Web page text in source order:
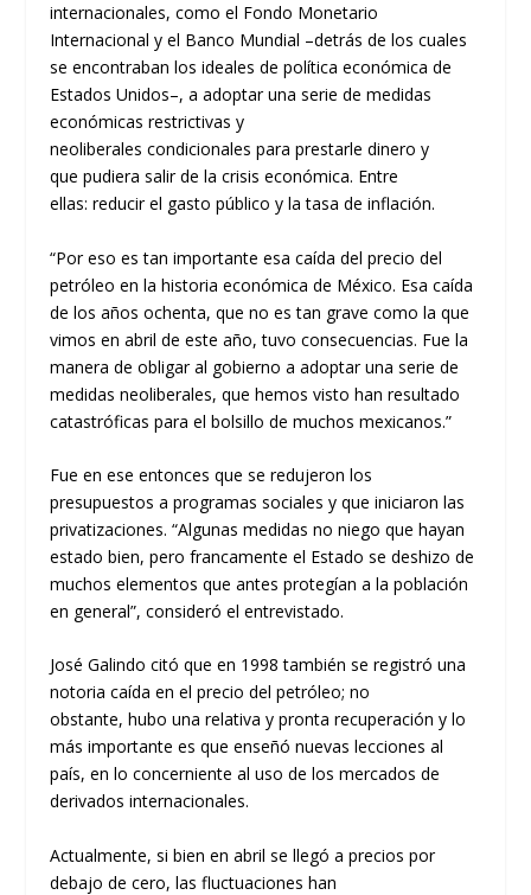
internacionales,como el Fondo Monetario
Internacional y el Banco Mundial –detrás de los cuales
se encontraban los ideales de política económica de
Estados Unidos–, a adoptar una serie de medidas
económicas restrictivas y
neoliberales condicionalespara prestarle dinero y
quepudiera salirde la crisis económica. Entre
ellas:reducirel gasto público y la tasa de inflación.
“Por eso es tan importante esa caída del precio del
petróleo en la historia económica de México. Esa caída
de los años ochenta, que no es tan grave como la que
vimos en abril de este año, tuvo consecuencias. Fue la
manera de obligar al gobierno a adoptar una serie de
medidas neoliberales, que hemos visto han resultado
catastróficas para el bolsillo de muchos mexicanos.”
Fue en ese entonces que se redujeron los
presupuestos a programas sociales y que iniciaron las
privatizaciones. “Algunas medidas no niego que hayan
estado bien, perofrancamente el Estado se deshizo de
muchos elementos que antes protegían a la población
en general”, consideró el entrevistado.
José Galindo citó que en 1998 también se registró una
notoriacaída en el precio del petróleo; no
obstante,hubounarelativa y pronta recuperacióny lo
más importante es que enseñó nuevas lecciones al
país,en loconcerniente al uso de los mercados de
derivados internacionales.
Actualmente, si bienenabril se llegó a precios por
debajo de cero,las fluctuacioneshan